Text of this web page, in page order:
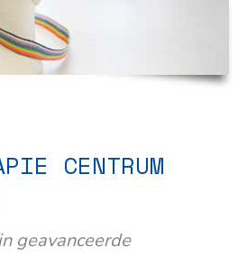
CENTRUM
geavanceerde